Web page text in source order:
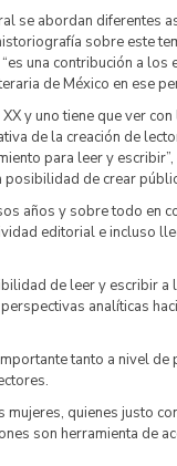
se abordan diferentes
sobre este
una contribución a los
de México en ese
y uno tiene que ver
de la creación de
para leer y
posibilidad de crear
años y sobre todo en
editorial e incluso
de leer y escribir a
analíticas
tanto a nivel
quienes justo
son herramienta de